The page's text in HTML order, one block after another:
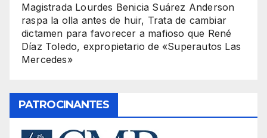
Magistrada Lourdes Benicia Suárez Anderson
raspa la olla antes de huir, Trata de cambiar
dictamen para favorecer a mafioso que René
Díaz Toledo, expropietario de «Superautos Las
Mercedes»
PATROCINANTES